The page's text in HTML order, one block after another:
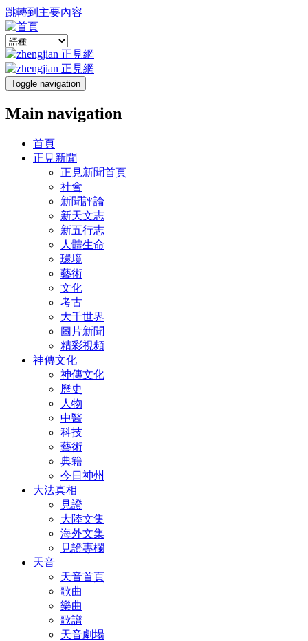
跳轉到主要內容
Toggle navigation
Main navigation
首頁
正見新聞
正見新聞首頁
社會
新聞評論
新天文志
新五行志
人體生命
環境
藝術
文化
考古
大千世界
圖片新聞
精彩視頻
神傳文化
神傳文化
歷史
人物
中醫
科技
藝術
典籍
今日神州
大法真相
見證
大陸文集
海外文集
見證專欄
天音
天音首頁
歌曲
樂曲
歌譜
天音劇場